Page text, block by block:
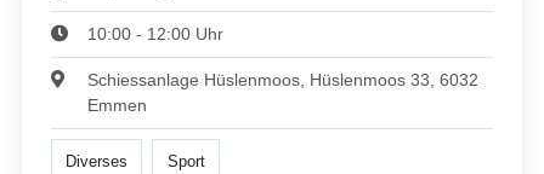
10:00 - 12:00 Uhr
Schiessanlage Hüslenmoos, Hüslenmoos 33, 6032
Emmen
Diverses Sport